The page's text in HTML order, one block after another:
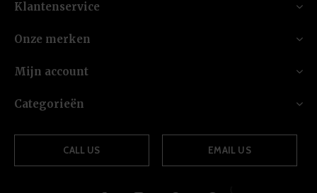
Klantenservice
Onze merken
Mijn account
Categorieën
CALL US EMAIL US